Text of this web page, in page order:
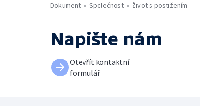
Dokument
Společnost Život s postižením
Napište nám
Otevřít kontaktní
formulář